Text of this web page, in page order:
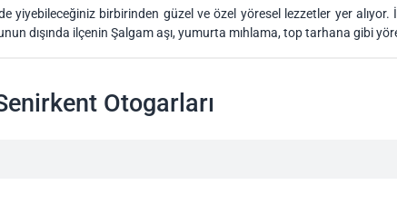
birbirinden güzel ve özel yöresel lezzetler yer alıyor.
dışında ilçenin Şalgam aşı, yumurta mıhlama, top tarhana gibi
Otogarları